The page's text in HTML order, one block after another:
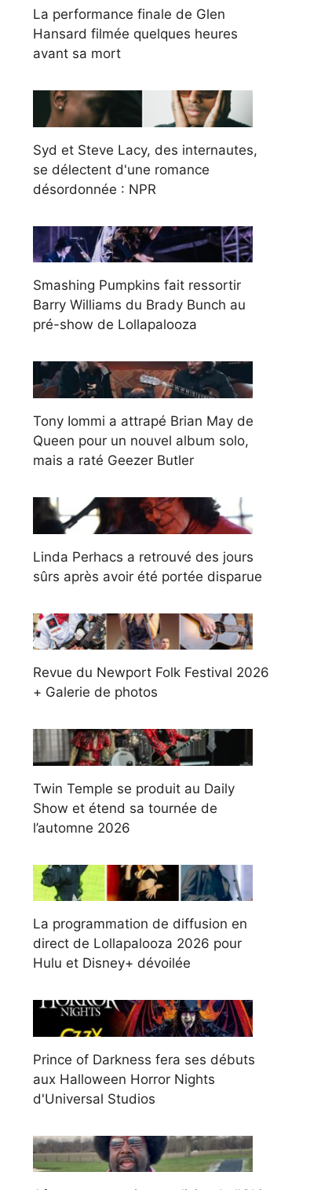
La performance finale de Glen
Hansard filmée quelques heures
avant sa mort
Syd et Steve Lacy, des internautes,
se délectent d'une romance
désordonnée : NPR
Smashing Pumpkins fait ressortir
Barry Williams du Brady Bunch au
pré-show de Lollapalooza
Tony Iommi a attrapé Brian May de
Queen pour un nouvel album solo,
mais a raté Geezer Butler
Linda Perhacs a retrouvé des jours
sûrs après avoir été portée disparue
Revue du Newport Folk Festival 2026
+ Galerie de photos
Twin Temple se produit au Daily
Show et étend sa tournée de
l’automne 2026
La programmation de diffusion en
direct de Lollapalooza 2026 pour
Hulu et Disney+ dévoilée
Prince of Darkness fera ses débuts
aux Halloween Horror Nights
d'Universal Studios